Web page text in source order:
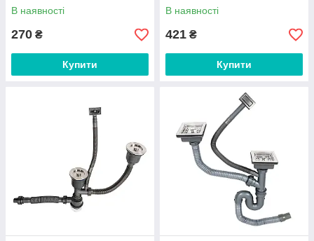
В наявності
270 ₴
Купити
В наявності
421 ₴
Купити